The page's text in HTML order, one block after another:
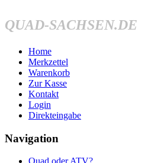
QUAD-SACHSEN.DE
Home
Merkzettel
Warenkorb
Zur Kasse
Kontakt
Login
Direkteingabe
Navigation